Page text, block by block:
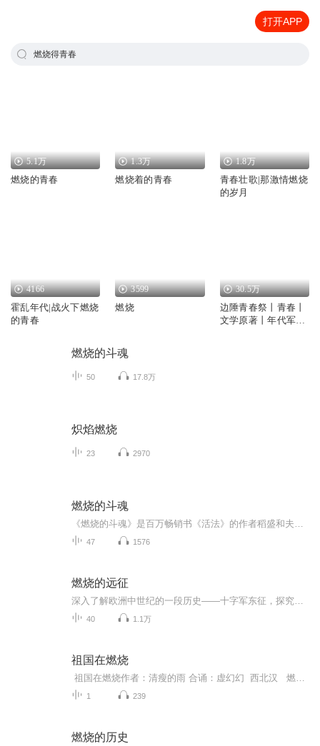
打开APP
燃烧得青春
5.1万
燃烧的青春
1.3万
燃烧着的青春
1.8万
青春壮歌|那激情燃烧
的岁月
4166
霍乱年代|战火下燃烧
的青春
3599
燃烧
30.5万
边陲青春祭丨青春丨
文学原著丨年代军旅
燃烧的斗魂
50 17.8万
炽焰燃烧
23 2970
燃烧的斗魂
47 1576
燃烧的远征
40 1.1万
祖国在燃烧
1 239
燃烧的历史